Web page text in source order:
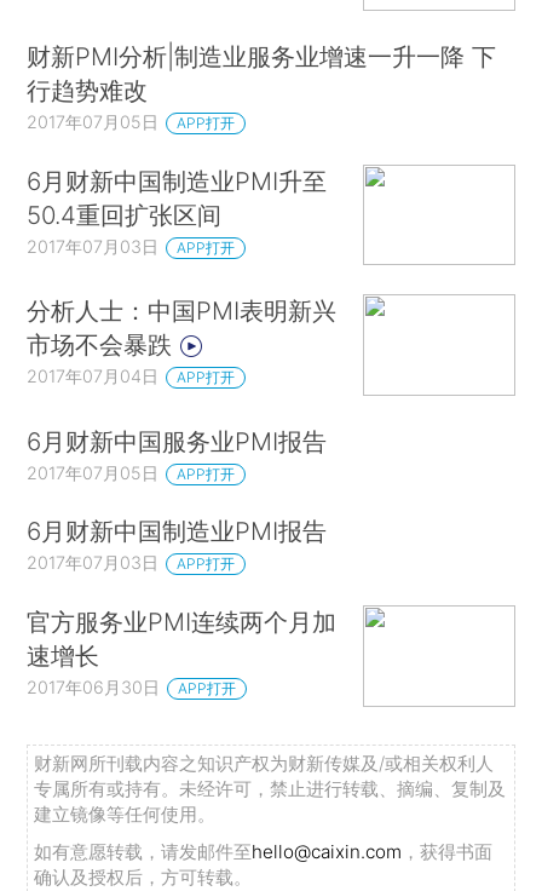
财新PMI分析|制造业服务业增速一升一降 下
行趋势难改
2017年07月05日 APP打开
6月财新中国制造业PMI升至
50.4重回扩张区间
2017年07月03日 APP打开
分析人士：中国PMI表明新兴
市场不会暴跌
2017年07月04日 APP打开
6月财新中国服务业PMI报告
2017年07月05日 APP打开
6月财新中国制造业PMI报告
2017年07月03日 APP打开
官方服务业PMI连续两个月加
速增长
2017年06月30日 APP打开
财新网所刊载内容之知识产权为财新传媒及/或相关权利人
专属所有或持有。未经许可，禁止进行转载、摘编、复制及
建立镜像等任何使用。
如有意愿转载，请发邮件至hello@caixin.com ，获得书面
确认及授权后，方可转载。